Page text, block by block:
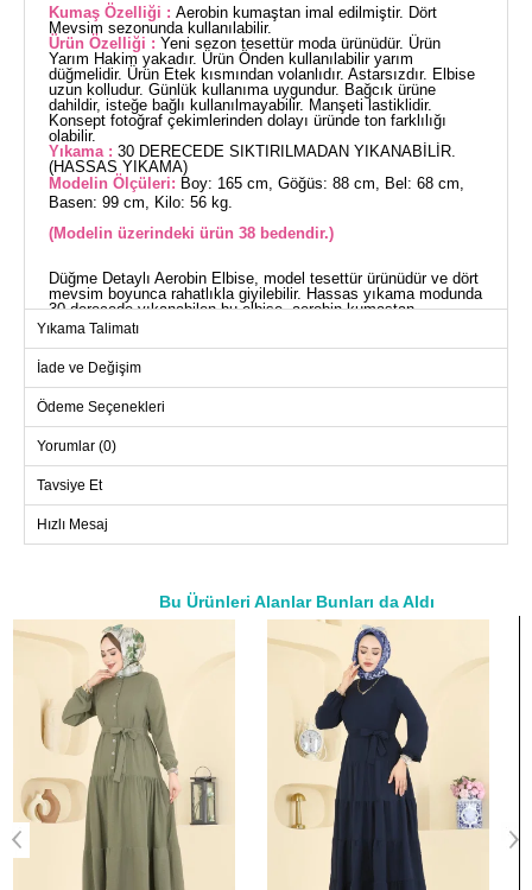
Kumaş Özelliği : Aerobin kumaştan imal edilmiştir. Dört
Mevsim sezonunda kullanılabilir.
Ürün Özelliği : Yeni sezon tesettür moda ürünüdür. Ürün
Yarım Hakim yakadır. Ürün Önden kullanılabilir yarım
düğmelidir. Ürün Etek kısmından volanlıdır. Astarsızdır. Elbise
uzun kolludur. Günlük kullanıma uygundur. Bağcık ürüne
dahildir, isteğe bağlı kullanılmayabilir. Manşeti lastiklidir.
Konsept fotoğraf çekimlerinden dolayı üründe ton farklılığı
olabilir.
Yıkama : 30 DERECEDE SIKTIRILMADAN YIKANABİLİR.
(HASSAS YIKAMA)
Modelin Ölçüleri: Boy: 165 cm, Göğüs: 88 cm, Bel: 68 cm,
Basen: 99 cm, Kilo: 56 kg.
(Modelin üzerindeki ürün 38 bedendir.)
Düğme Detaylı Aerobin Elbise, model tesettür ürünüdür ve dört
mevsim boyunca rahatlıkla giyilebilir. Hassas yıkama modunda
30 derecede yıkanabilen bu elbise, aerobin kumaştan
üretilmiştir ve dayanıklılığı ile ön plandadır. Yarım hakim yaka
kolları ile konfor sunar. Elastik manşetler ve çıkarılabilir bağcık
detayı ile fonksiyonel bir kullanım sağlar. Günlük kullanım için
idealdir.
Beden
Göğüs
Boy
46
110
133
48
114
50
133
Yıkama Talimatı
İade ve Değişim
Ödeme Seçenekleri
Yorumlar (0)
Tavsiye Et
Hızlı Mesaj
Bu Ürünleri Alanlar Bunları da Aldı
a>